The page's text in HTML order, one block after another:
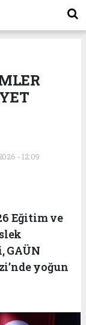
- 12:09
Eğitim ve
GAÜN
yoğun